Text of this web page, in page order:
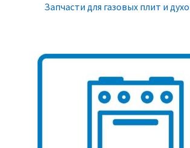
Запчасти для газовых плит и